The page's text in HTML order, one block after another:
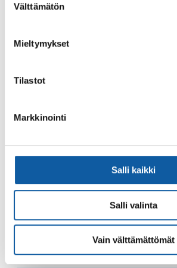
valinta
Välttämätön
Mieltymykset
Tilastot
Markkinointi
Salli kaikki
Salli valinta
Vain välttämättömät
Vaihde: (02) 474 511
Sähköposti:
Facebook